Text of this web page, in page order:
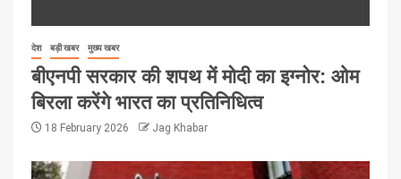
देश बड़ी खबर मुख्य खबर
बीएनपी सरकार की शपथ में मोदी का इग्नोर: ओम
बिरला करेंगे भारत का प्रतिनिधित्व
18 February 2026 Jag Khabar